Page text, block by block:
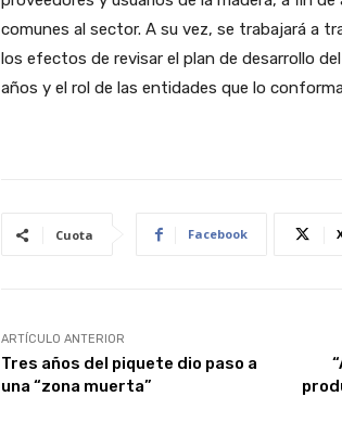
comunes al sector. A su vez, se trabajará a
los efectos de revisar el plan de desarrollo
años y el rol de las entidades que lo
Cuota Facebook
ARTÍCULO ANTERIOR
Tres años del piquete dio paso a
una “zona muerta”